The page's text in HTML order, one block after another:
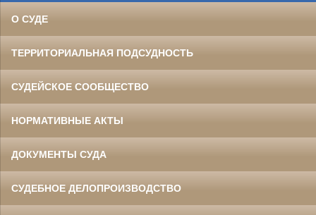
О СУДЕ
ТЕРРИТОРИАЛЬНАЯ ПОДСУДНОСТЬ
СУДЕЙСКОЕ СООБЩЕСТВО
НОРМАТИВНЫЕ АКТЫ
ДОКУМЕНТЫ СУДА
СУДЕБНОЕ ДЕЛОПРОИЗВОДСТВО